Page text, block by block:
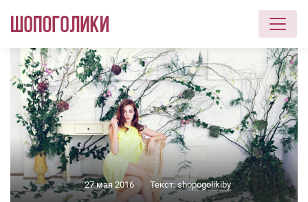
Перейти к основному содержанию
27 мая 2016 Текст:shopogolikiby